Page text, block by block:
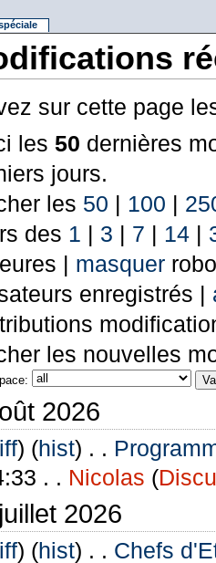
sur cette page
les 50 dernières
jours.
les 50 | 100 |
des 1 | 3 | 7 | 14|
| masquer
enregistrés |
les nouvelles
2026
) (hist) . .
. . Nicolas (
2026
) (hist) . . Chefs